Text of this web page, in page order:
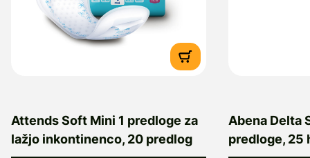
Attends Soft Mini 1 predloge za
lažjo inkontinenco, 20 predlog
Abena Delta
predloge, 25